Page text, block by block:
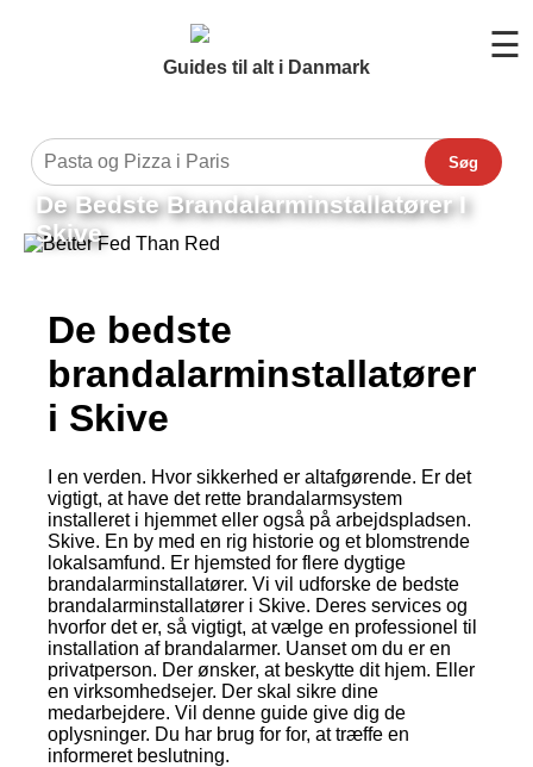
Guides til alt i Danmark
☰
Søg
De Bedste Brandalarminstallatører I
Skive
De bedste
brandalarminstallatører
i Skive
I en verden. Hvor sikkerhed er altafgørende. Er det
vigtigt, at have det rette brandalarmsystem
installeret i hjemmet eller også på arbejdspladsen.
Skive. En by med en rig historie og et blomstrende
lokalsamfund. Er hjemsted for flere dygtige
brandalarminstallatører. Vi vil udforske de bedste
brandalarminstallatører i Skive. Deres services og
hvorfor det er, så vigtigt, at vælge en professionel til
installation af brandalarmer. Uanset om du er en
privatperson. Der ønsker, at beskytte dit hjem. Eller
en virksomhedsejer. Der skal sikre dine
medarbejdere. Vil denne guide give dig de
oplysninger. Du har brug for for, at træffe en
informeret beslutning.